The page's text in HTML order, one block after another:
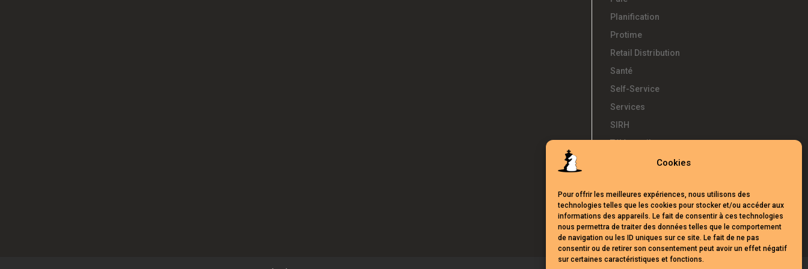
Cookies
Pour offrir les meilleures expériences, nous utilisons des
technologies telles que les cookies pour stocker et/ou accéder aux
informations des appareils. Le fait de consentir à ces technologies
nous permettra de traiter des données telles que le comportement
de navigation ou les ID uniques sur ce site. Le fait de ne pas
consentir ou de retirer son consentement peut avoir un effet négatif
sur certaines caractéristiques et fonctions.
Planification
Protime
Retail Distribution
Santé
Self-Service
Services
SIRH
Télétravail
Témoignages
UKG
Webinars